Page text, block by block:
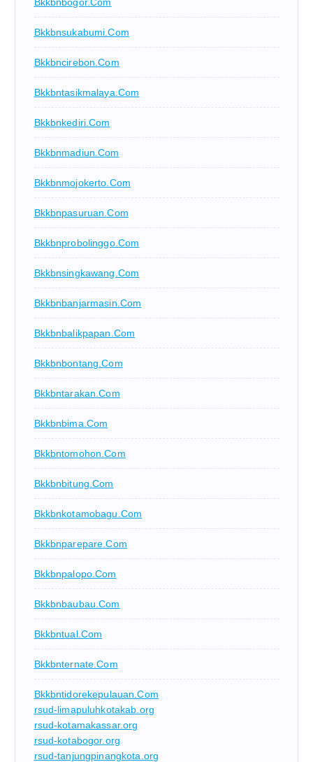
Bkkbnsukabumi.com
Bkkbncirebon.com
Bkkbntasikmalaya.com
Bkkbnkediri.com
Bkkbnmadiun.com
Bkkbnmojokerto.com
Bkkbnpasuruan.com
Bkkbnprobolinggo.com
Bkkbnsingkawang.com
Bkkbnbanjarmasin.com
Bkkbnbalikpapan.com
Bkkbnbontang.com
Bkkbntarakan.com
Bkkbnbima.com
Bkkbntomohon.com
Bkkbnbitung.com
Bkkbnkotamobagu.com
Bkkbnparepare.com
Bkkbnpalopo.com
Bkkbnbaubau.com
Bkkbntual.com
Bkkbnternate.com
Bkkbntidorekepulauan.com
rsud-limapuluhkotakab.org
rsud-kotamakassar.org
rsud-kotabogor.org
rsud-tanjungpinangkota.org